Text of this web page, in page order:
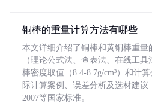
铜棒的重量计算方法有哪些
本文详细介绍了铜棒和黄铜棒重量
（理论公式法、查表法、在线工
棒密度取值（8.4-8.7g/cm³）和计
际计算案例、误差分析及选材建议
2007等国家标准。